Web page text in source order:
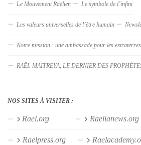
Le Mouvement Raélien Le symbole de l’infini
Les valeurs universelles de l’être humain
Notre mission : une ambassade pour les
RAËL MAITREYA, LE DERNIER DES
NOS SITES À VISITER :
Rael.org
Raelpress.org